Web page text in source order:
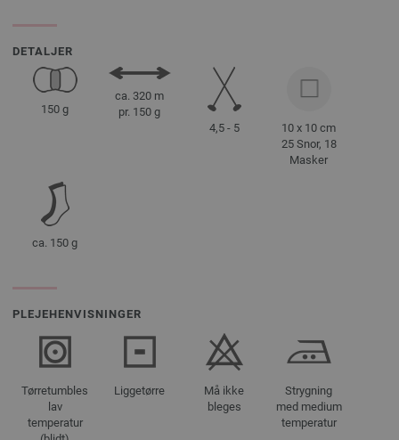
DETALJER
150 g
ca. 320 m
pr. 150 g
4,5 - 5
10 x 10 cm
25 Snor, 18
Masker
ca. 150 g
PLEJEHENVISNINGER
Tørretumbles
lav
temperatur
Liggetørre
Må ikke
bleges
Strygning
med medium
temperatur